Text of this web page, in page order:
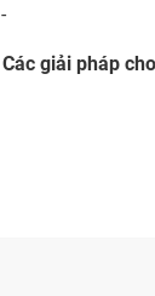
-
Các giải pháp